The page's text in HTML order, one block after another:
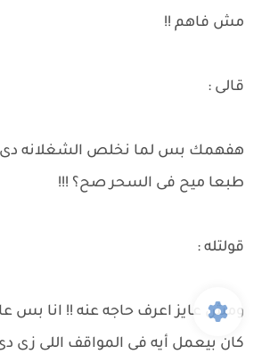
مش فاهم !!
قالى :
هفهمك بس لما نخلص الشغلانه دى
طبعا ميح فى السحر صح؟ !!!
قولتله :
ومش عايز اعرف حاجه عنه !! انا بس
كان بيعمل أيه فى المواقف اللى زى